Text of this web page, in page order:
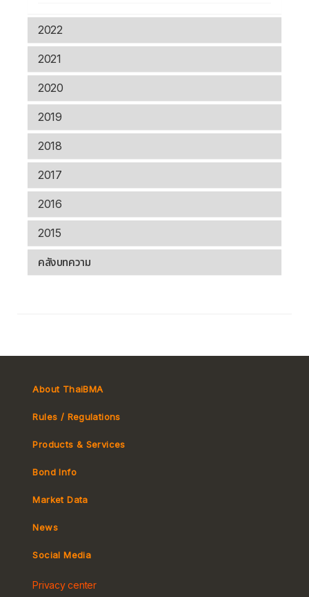
2022
2021
2020
2019
2018
2017
2016
2015
คลังบทความ
About ThaiBMA
Rules / Regulations
Tax
Products & Services
MeBond
e-bookbuilding
Bond Info
Market Data
Yield Curve
News
Social Media
Privacy center